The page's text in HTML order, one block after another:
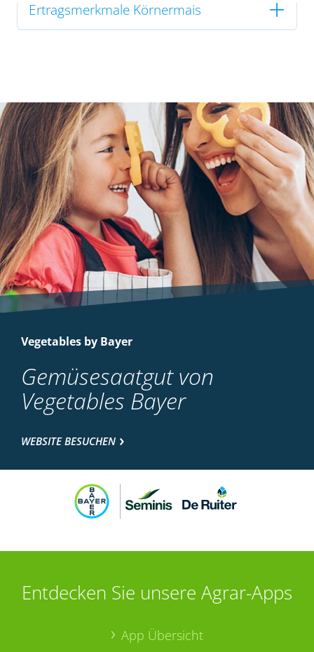
Ertragsmerkmale Körnermais
Vegetables by Bayer
Gemüsesaatgut von
Vegetables Bayer
WEBSITE BESUCHEN
Entdecken Sie unsere Agrar-Apps
App Übersicht